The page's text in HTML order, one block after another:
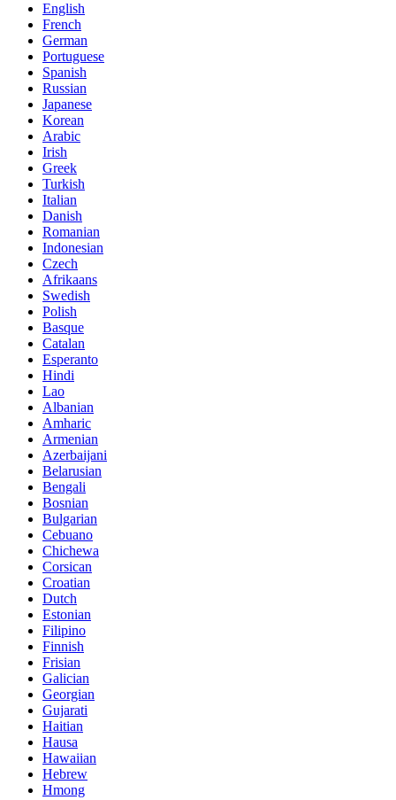
English
French
German
Portuguese
Spanish
Russian
Japanese
Korean
Arabic
Irish
Greek
Turkish
Italian
Danish
Romanian
Indonesian
Czech
Afrikaans
Swedish
Polish
Basque
Catalan
Esperanto
Hindi
Lao
Albanian
Amharic
Armenian
Azerbaijani
Belarusian
Bengali
Bosnian
Bulgarian
Cebuano
Chichewa
Corsican
Croatian
Dutch
Estonian
Filipino
Finnish
Frisian
Galician
Georgian
Gujarati
Haitian
Hausa
Hawaiian
Hebrew
Hmong